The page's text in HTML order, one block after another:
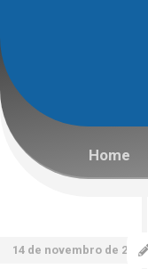
content
Home
14 de novembro de 2025